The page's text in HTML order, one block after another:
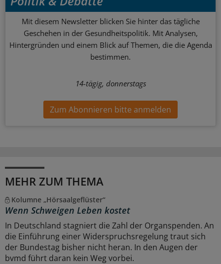
Mit diesem Newsletter blicken Sie hinter das tägliche
Geschehen in der Gesundheitspolitik. Mit Analysen,
Hintergründen und einem Blick auf Themen, die die Agenda
bestimmen.
14-tägig, donnerstags
Zum Abonnieren bitte anmelden
MEHR ZUM THEMA
Kolumne „Hörsaalgeflüster“
Wenn Schweigen Leben kostet
In Deutschland stagniert die Zahl der Organspenden. An
die Einführung einer Widerspruchsregelung traut sich
der Bundestag bisher nicht heran. In den Augen der
bvmd führt daran kein Weg vorbei.